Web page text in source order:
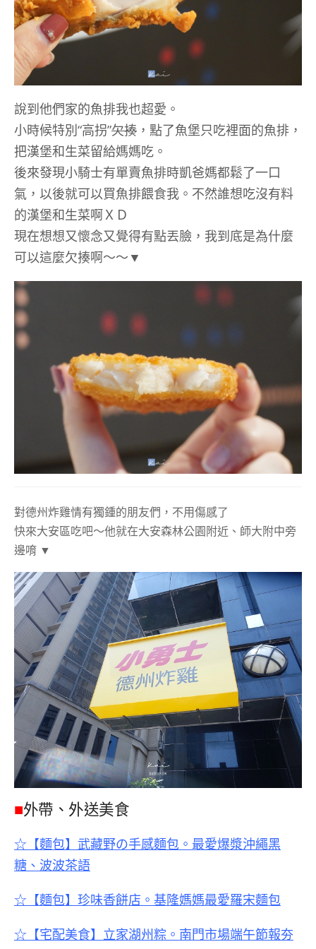
說到他們家的魚排我也超愛。
小時候特別“高拐”欠揍 ，點了魚堡只吃裡面的魚排，
把漢堡和生菜留給媽媽吃。
後來發現小騎士有單賣魚排時凱爸媽都鬆了一口
氣，以後就可以買魚排餵食我。不然誰想吃沒有料
的漢堡和生菜啊ＸＤ
現在想想又懷念又覺得有點丟臉，我到底是為什麼
可以這麼欠揍啊～～▼
對德州炸雞情有獨鍾的朋友們，不用傷感了
快來大安區吃吧～他就在大安森林公園附近、師大附中旁
邊唷 ▼
■外帶、外送美食
☆【麵包】武藏野の手感麵包。最愛爆漿沖繩黑
糖、波波茶語
☆【麵包】珍味香餅店。基隆媽媽最愛羅宋麵包
☆【宅配美食】立家湖州粽。南門市場端午節報夯